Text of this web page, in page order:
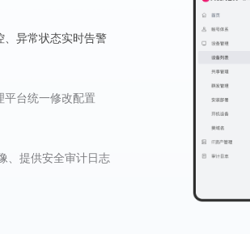
、异常状态实时告警
平台统一修改配置
、提供安全审计日志
记录
/弱网环境远程协助
方ITSM系统集成
程数据中心
网服务实现数据互通